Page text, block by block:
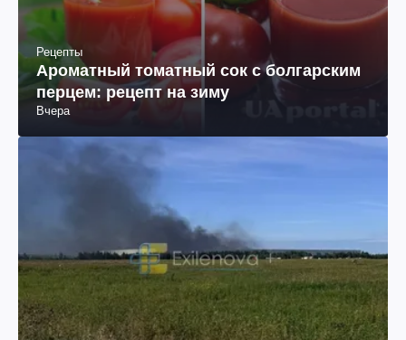
Рецепты
Ароматный томатный сок с болгарским
перцем: рецепт на зиму
Вчера